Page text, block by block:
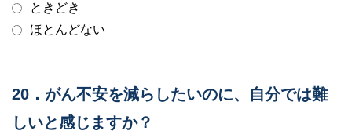
ときどき
ほとんどない
20．がん不安を減らしたいのに、自分では難
しいと感じますか？